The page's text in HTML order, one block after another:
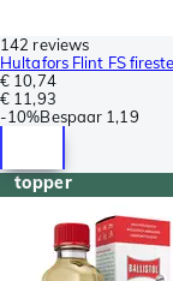
142 reviews
Hultafors Flint FS
€ 10,74
€ 11,93
-10%Bespaar 1,19
topper